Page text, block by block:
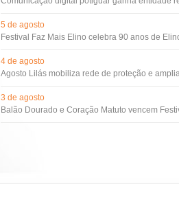
5 de agosto
Festival Faz Mais Elino celebra 90 anos de
4 de agosto
Agosto Lilás mobiliza rede de proteção e
3 de agosto
Balão Dourado e Coração Matuto vencem